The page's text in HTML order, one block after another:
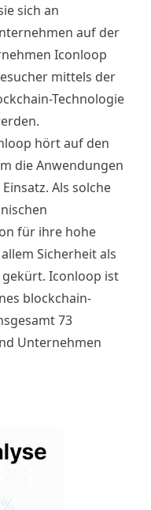
sich an
auf der
Iconloop
mittels der
Technologie
hört auf den
die Anwendungen
Als solche
für ihre hohe
Sicherheit als
Iconloop ist
blockchain-
73
Unternehmen